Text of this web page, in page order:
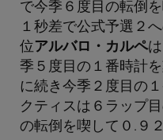
で今季６度目の転倒
１秒差で公式予選２
位アルバロ・カルペ
季５度目の１番時計
に続き今季２度目の
クティスは６ラップ
の転倒を喫して０.９